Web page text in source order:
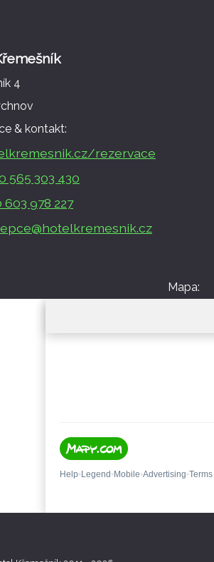
4
& kontakt:
rezervace
565 303 430
603 978 227
Mapa: